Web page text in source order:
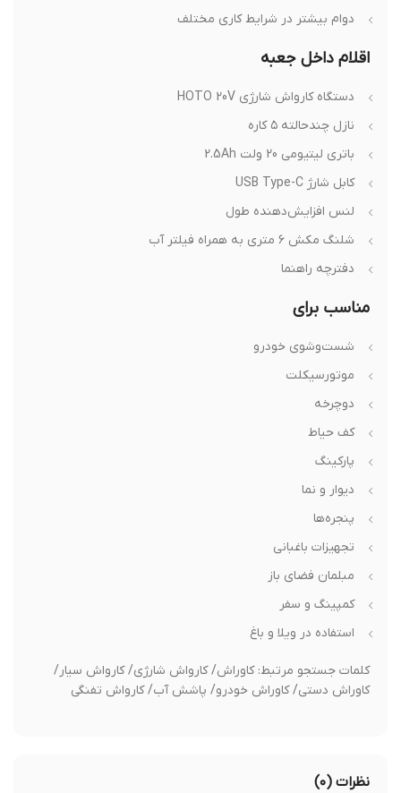
دوام بیشتر در شرایط کاری مختلف
اقلام داخل جعبه
دستگاه کارواش شارژی HOTO 20V
نازل چندحالته ۵ کاره
باتری لیتیومی 20 ولت 2.5Ah
کابل شارژ USB Type-C
لنس افزایش‌دهنده طول
شلنگ مکش ۶ متری به همراه فیلتر آب
دفترچه راهنما
مناسب برای
شست‌وشوی خودرو
موتورسیکلت
دوچرخه
کف حیاط
پارکینگ
دیوار و نما
پنجره‌ها
تجهیزات باغبانی
مبلمان فضای باز
کمپینگ و سفر
استفاده در ویلا و باغ
کلمات جستجو مرتبط: کاوراش/ کارواش شارژی/ کارواش سیار/
کاوراش دستی/ کاوراش خودرو/ پاشش آب/ کارواش تفنگی
نظرات (۰)